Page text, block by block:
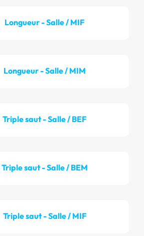
Longueur - Salle / MIF
Longueur - Salle / MIM
Triple saut - Salle / BEF
Triple saut - Salle / BEM
Triple saut - Salle / MIF